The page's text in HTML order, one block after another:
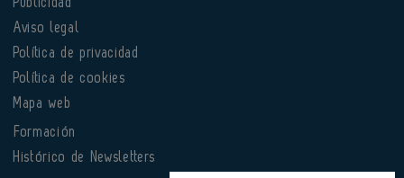
Aviso legal
Política de privacidad
Política de cookies
Mapa web
Formación
Histórico de Newsletters